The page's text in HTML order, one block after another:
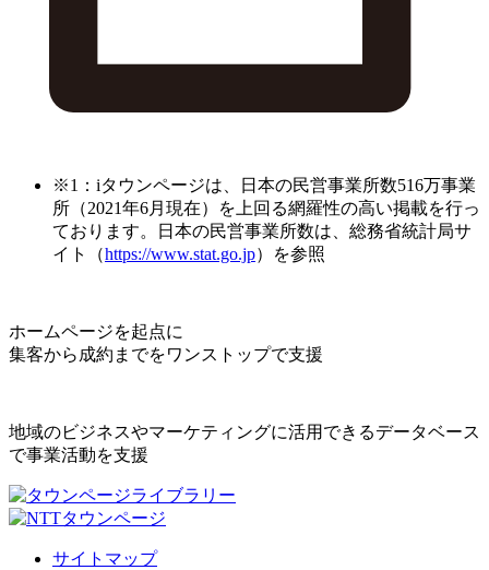
※1：iタウンページは、日本の民営事業所数516万事業
所（2021年6月現在）を上回る網羅性の高い掲載を行っ
ております。日本の民営事業所数は、総務省統計局サ
イト（https://www.stat.go.jp）を参照
ホームページを起点に
集客から成約までをワンストップで支援
地域のビジネスやマーケティングに活用できるデータベース
で事業活動を支援
サイトマップ